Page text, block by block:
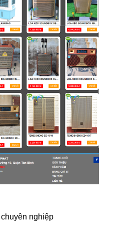
nghiệp